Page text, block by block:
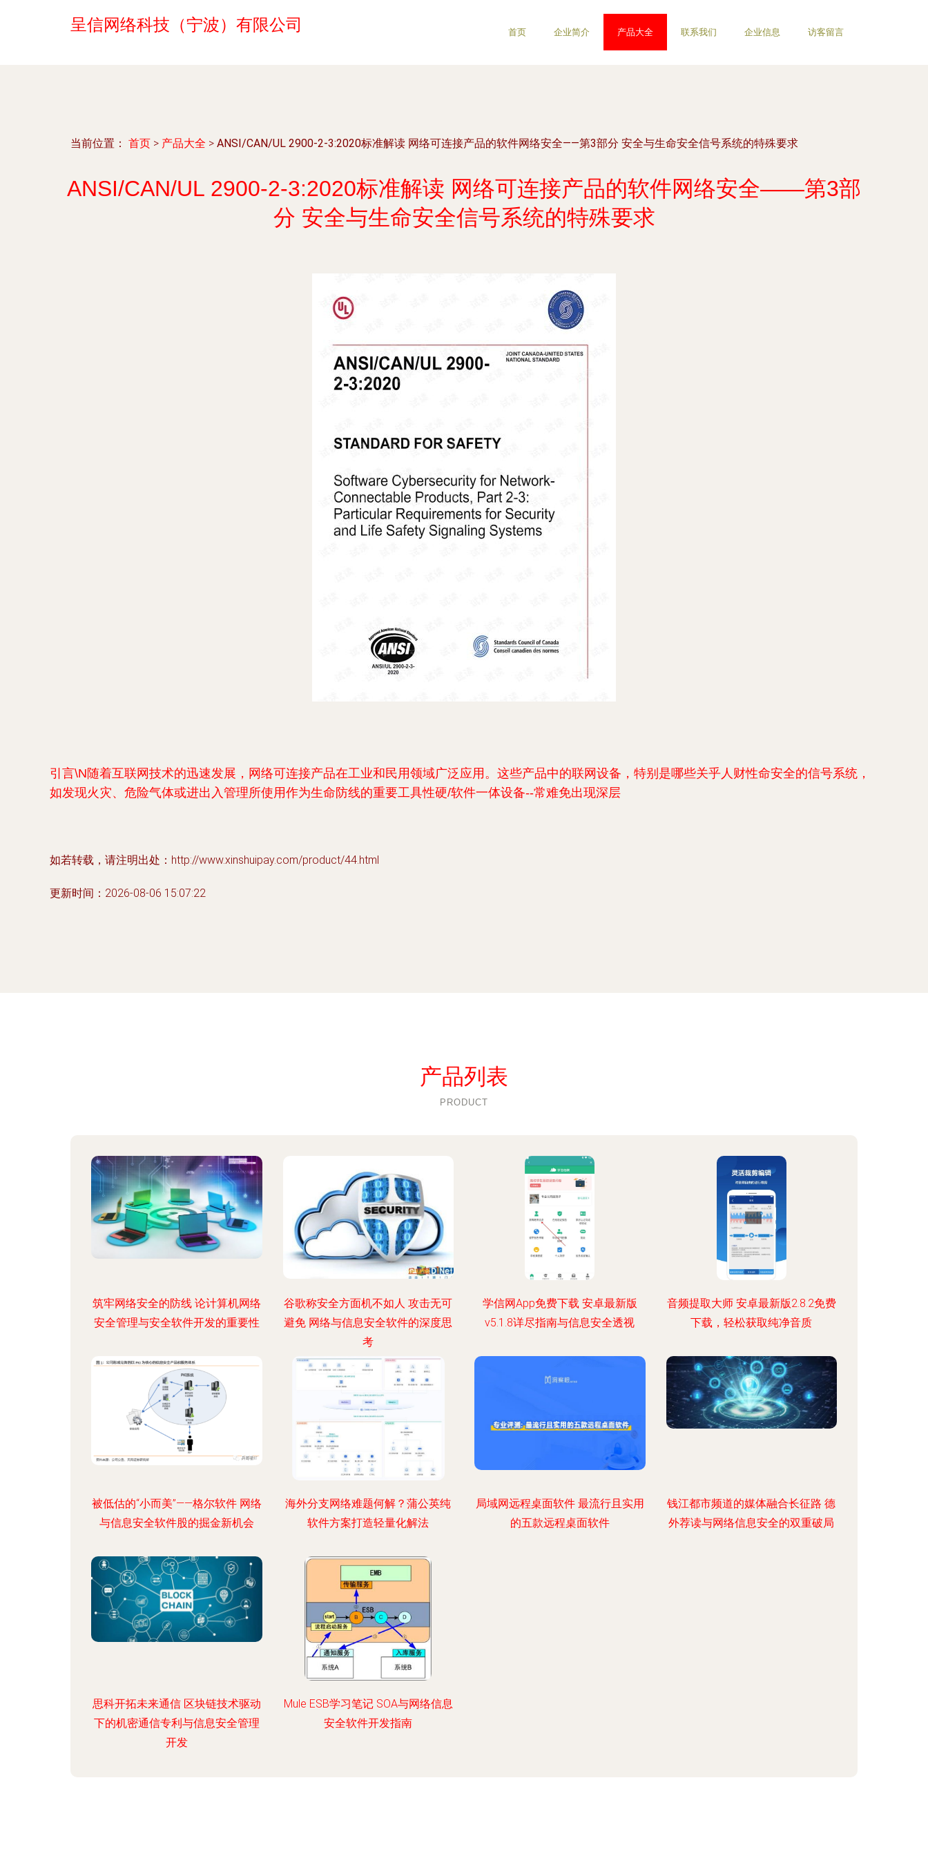
呈信网络科技（宁波）有限公司 首页 企业简介 产品大全 联系我们 企业信息 访客留言
当前位置： 首页 > 产品大全 > ANSI/CAN/UL 2900-2-3:2020标准解读 网络可连接产品的软件网络安全——第3部分 安全与生命安全信号系统的特殊要求
ANSI/CAN/UL 2900-2-3:2020标准解读 网络可连接产品的软件网络安全——第3部
分 安全与生命安全信号系统的特殊要求
引言\N随着互联网技术的迅速发展，网络可连接产品在工业和民用领域广泛应用。这些产品中的联网设备，特别是哪些关乎人财性命安全的信号系统，
如发现火灾、危险气体或进出入管理所使用作为生命防线的重要工具性硬/软件一体设备--常难免出现深层
如若转载，请注明出处：http://www.xinshuipay.com/product/44.html
更新时间：2026-08-06 15:07:22
产品列表
PRODUCT
筑牢网络安全的防线 论计算机网络
安全管理与安全软件开发的重要性
谷歌称安全方面机不如人 攻击无可
避免 网络与信息安全软件的深度思
考
学信网App免费下载 安卓最新版
v5.1.8详尽指南与信息安全透视
音频提取大师 安卓最新版2.8.2免费
下载，轻松获取纯净音质
被低估的“小而美”——格尔软件 网络
与信息安全软件股的掘金新机会
海外分支网络难题何解？蒲公英纯
软件方案打造轻量化解法
局域网远程桌面软件 最流行且实用
的五款远程桌面软件
钱江都市频道的媒体融合长征路 德
外荐读与网络信息安全的双重破局
思科开拓未来通信 区块链技术驱动
下的机密通信专利与信息安全管理
开发
Mule ESB学习笔记 SOA与网络信息
安全软件开发指南